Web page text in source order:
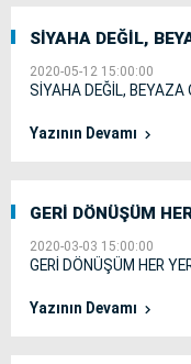
SİYAHA DEĞİL,
2020-05-12 15:00:00
SİYAHA DEĞİL, BEYAZA
Yazının Devamı
GERİ DÖNÜŞÜM
2020-03-03 15:00:00
GERİ DÖNÜŞÜM HER
Yazının Devamı